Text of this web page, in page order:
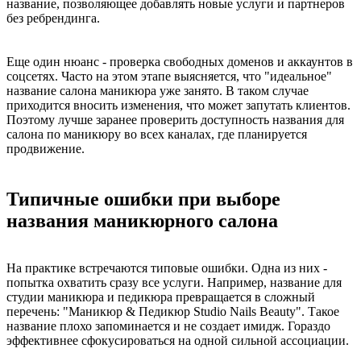
название, позволяющее добавлять новые услуги и партнеров
без ребрендинга.
Еще один нюанс - проверка свободных доменов и аккаунтов в
соцсетях. Часто на этом этапе выясняется, что "идеальное"
название салона маникюра уже занято. В таком случае
приходится вносить изменения, что может запутать клиентов.
Поэтому лучше заранее проверить доступность названия для
салона по маникюру во всех каналах, где планируется
продвижение.
Типичные ошибки при выборе
названия маникюрного салона
На практике встречаются типовые ошибки. Одна из них -
попытка охватить сразу все услуги. Например, название для
студии маникюра и педикюра превращается в сложный
перечень: "Маникюр & Педикюр Studio Nails Beauty". Такое
название плохо запоминается и не создает имидж. Гораздо
эффективнее сфокусироваться на одной сильной ассоциации.